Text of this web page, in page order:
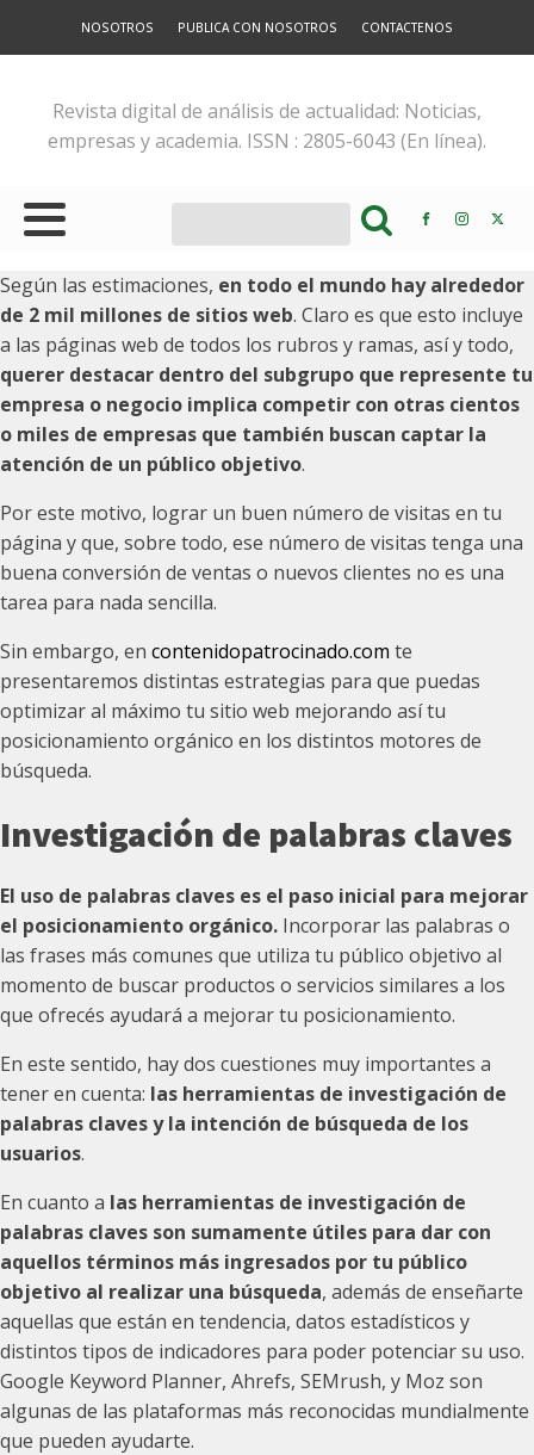
NOSOTROS PUBLICA CON NOSOTROS CONTACTENOS
Revista digital de análisis de actualidad: Noticias,
empresas y academia. ISSN : 2805-6043 (En línea).
Según las estimaciones, en todo el mundo hay alrededor
de 2 mil millones de sitios web. Claro es que esto incluye
a las páginas web de todos los rubros y ramas, así y todo,
querer destacar dentro del subgrupo que represente tu
empresa o negocio implica competir con otras cientos
o miles de empresas que también buscan captar la
atención de un público objetivo.
Por este motivo, lograr un buen número de visitas en tu
página y que, sobre todo, ese número de visitas tenga una
buena conversión de ventas o nuevos clientes no es una
tarea para nada sencilla.
Sin embargo, en contenidopatrocinado.com te
presentaremos distintas estrategias para que puedas
optimizar al máximo tu sitio web mejorando así tu
posicionamiento orgánico en los distintos motores de
búsqueda.
Investigación de palabras claves
El uso de palabras claves es el paso inicial para mejorar
el posicionamiento orgánico. Incorporar las palabras o
las frases más comunes que utiliza tu público objetivo al
momento de buscar productos o servicios similares a los
que ofrecés ayudará a mejorar tu posicionamiento.
En este sentido, hay dos cuestiones muy importantes a
tener en cuenta: las herramientas de investigación de
palabras claves y la intención de búsqueda de los
usuarios.
En cuanto a las herramientas de investigación de
palabras claves son sumamente útiles para dar con
aquellos términos más ingresados por tu público
objetivo al realizar una búsqueda, además de enseñarte
aquellas que están en tendencia, datos estadísticos y
distintos tipos de indicadores para poder potenciar su uso.
Google Keyword Planner, Ahrefs, SEMrush, y Moz son
algunas de las plataformas más reconocidas mundialmente
que pueden ayudarte.